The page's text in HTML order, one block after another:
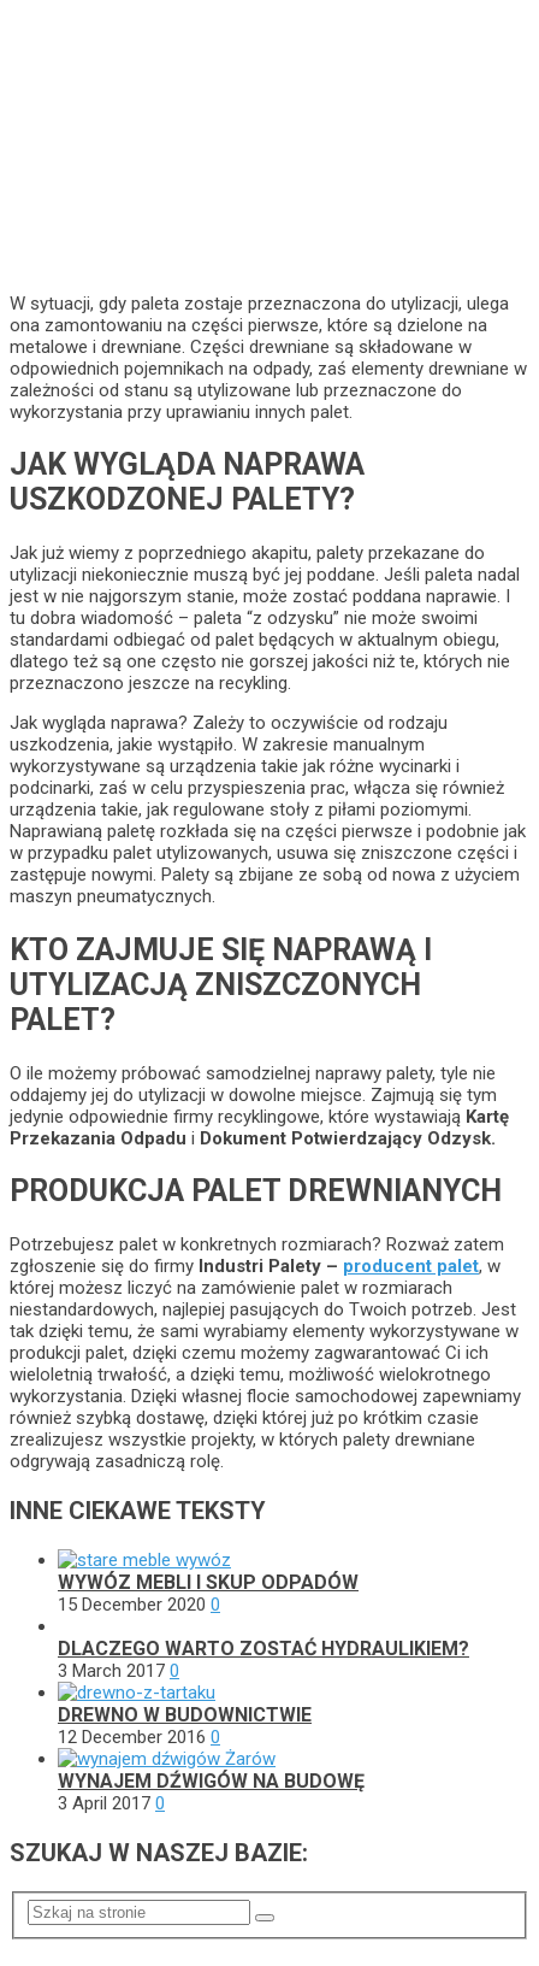
W sytuacji, gdy paleta zostaje przeznaczona do utylizacji, ulega
ona zamontowaniu na części pierwsze, które są dzielone na
metalowe i drewniane. Części drewniane są składowane w
odpowiednich pojemnikach na odpady, zaś elementy drewniane w
zależności od stanu są utylizowane lub przeznaczone do
wykorzystania przy uprawianiu innych palet.
JAK WYGLĄDA NAPRAWA
USZKODZONEJ PALETY?
Jak już wiemy z poprzedniego akapitu, palety przekazane do
utylizacji niekoniecznie muszą być jej poddane. Jeśli paleta nadal
jest w nie najgorszym stanie, może zostać poddana naprawie. I
tu dobra wiadomość – paleta “z odzysku” nie może swoimi
standardami odbiegać od palet będących w aktualnym obiegu,
dlatego też są one często nie gorszej jakości niż te, których nie
przeznaczono jeszcze na recykling.
Jak wygląda naprawa? Zależy to oczywiście od rodzaju
uszkodzenia, jakie wystąpiło. W zakresie manualnym
wykorzystywane są urządzenia takie jak różne wycinarki i
podcinarki, zaś w celu przyspieszenia prac, włącza się również
urządzenia takie, jak regulowane stoły z piłami poziomymi.
Naprawianą paletę rozkłada się na części pierwsze i podobnie jak
w przypadku palet utylizowanych, usuwa się zniszczone części i
zastępuje nowymi. Palety są zbijane ze sobą od nowa z użyciem
maszyn pneumatycznych.
KTO ZAJMUJE SIĘ NAPRAWĄ I
UTYLIZACJĄ ZNISZCZONYCH
PALET?
O ile możemy próbować samodzielnej naprawy palety, tyle nie
oddajemy jej do utylizacji w dowolne miejsce. Zajmują się tym
jedynie odpowiednie firmy recyklingowe, które wystawiają Kartę
Przekazania Odpadu i Dokument Potwierdzający Odzysk.
PRODUKCJA PALET DREWNIANYCH
Potrzebujesz palet w konkretnych rozmiarach? Rozważ zatem
zgłoszenie się do firmy Industri Palety – producent palet, w
której możesz liczyć na zamówienie palet w rozmiarach
niestandardowych, najlepiej pasujących do Twoich potrzeb. Jest
tak dzięki temu, że sami wyrabiamy elementy wykorzystywane w
produkcji palet, dzięki czemu możemy zagwarantować Ci ich
wieloletnią trwałość, a dzięki temu, możliwość wielokrotnego
wykorzystania. Dzięki własnej flocie samochodowej zapewniamy
również szybką dostawę, dzięki której już po krótkim czasie
zrealizujesz wszystkie projekty, w których palety drewniane
odgrywają zasadniczą rolę.
INNE CIEKAWE TEKSTY
WYWÓZ MEBLI I SKUP ODPADÓW
15 December 2020 0
DLACZEGO WARTO ZOSTAĆ HYDRAULIKIEM?
3 March 2017 0
DREWNO W BUDOWNICTWIE
12 December 2016 0
WYNAJEM DŹWIGÓW NA BUDOWĘ
3 April 2017 0
SZUKAJ W NASZEJ BAZIE: